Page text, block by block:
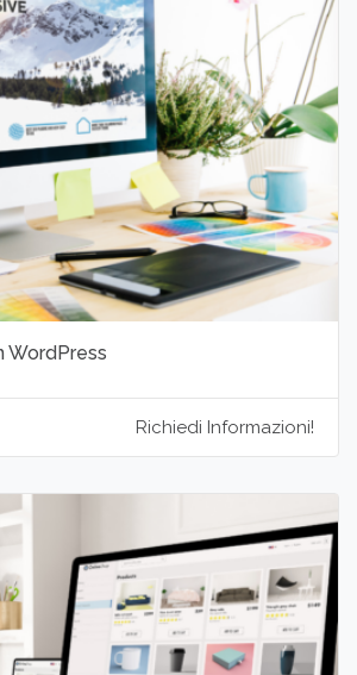
WordPress
Richiedi Informazioni!